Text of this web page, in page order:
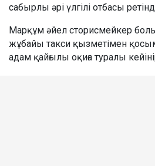
сабырлы әрі үлгілі отбасы
Марқұм әйел сторисмейкер
жұбайы такси қызметімен
адам қайғылы оқиға туралы